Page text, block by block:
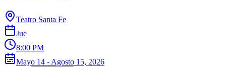
Teatro Santa Fe
Jue
8:00 PM
Mayo 14 - Agosto 15, 2026